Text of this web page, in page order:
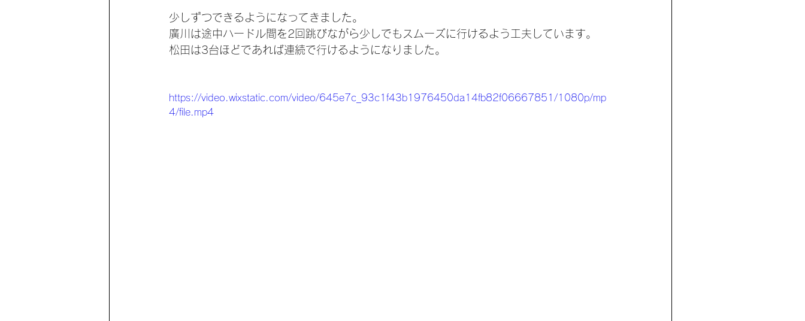
少しずつできるようになってきました。
廣川は途中ハードル間を2回跳びながら少しでもスムーズに行けるよう工夫しています。
松田は3台ほどであれば連続で行けるようになりました。
https://video.wixstatic.com/video/645e7c_93c1f43b1976450da14fb82f06667851/1080p/mp
4/file.mp4